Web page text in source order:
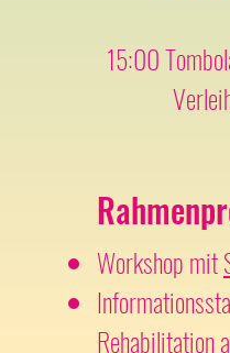
15:00
Workshop mit
Rehabilitation